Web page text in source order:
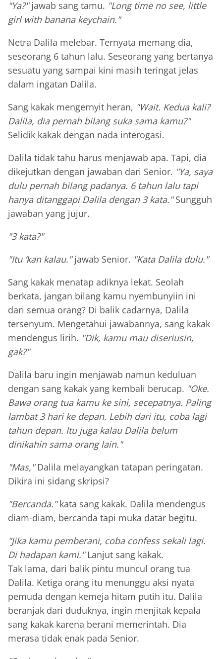
"Ya?"jawab sang tamu. "Long time no see, little
girl with banana keychain."
Netra Dalila melebar. Ternyata memang dia,
seseorang 6 tahun lalu. Seseorang yang bertanya
sesuatu yang sampai kini masih teringat jelas
dalam ingatan Dalila.
Sang kakak mengernyit heran, "Wait. Kedua kali?
Dalila, dia pernah bilang suka sama kamu?"
Selidik kakak dengan nada interogasi.
Dalila tidak tahu harus menjawab apa. Tapi, dia
dikejutkan dengan jawaban dari Senior. "Ya, saya
dulu pernah bilang padanya. 6 tahun lalu tapi
hanya ditanggapi Dalila dengan 3 kata."Sungguh
jawaban yang jujur.
"3 kata?"
"Itu ‘kan kalau."jawab Senior. "Kata Dalila dulu."
Sang kakak menatap adiknya lekat. Seolah
berkata, jangan bilang kamu nyembunyiin ini
dari semua orang? Di balik cadarnya, Dalila
tersenyum. Mengetahui jawabannya, sang kakak
mendengus lirih. "Dik, kamu mau diseriusin,
gak?"
Dalila baru ingin menjawab namun keduluan
dengan sang kakak yang kembali berucap. "Oke.
Bawa orang tua kamu ke sini, secepatnya. Paling
lambat 3 hari ke depan. Lebih dari itu, coba lagi
tahun depan. Itu juga kalau Dalila belum
dinikahin sama orang lain."
"Mas,"Dalila melayangkan tatapan peringatan.
Dikira ini sidang skripsi?
"Bercanda."kata sang kakak. Dalila mendengus
diam-diam, bercanda tapi muka datar begitu.
"Jika kamu pemberani, coba confess sekali lagi.
Di hadapan kami."Lanjut sang kakak.
Tak lama, dari balik pintu muncul orang tua
Dalila. Ketiga orang itu menunggu aksi nyata
pemuda dengan kemeja hitam putih itu. Dalila
beranjak dari duduknya, ingin menjitak kepala
sang kakak karena berani memerintah. Dia
merasa tidak enak pada Senior.